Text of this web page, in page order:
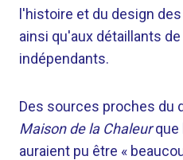
l'histoire et du design
ainsi qu'aux détaillants
indépendants.
Des sources proches du
Maison de la Chaleurque
auraient pu être «